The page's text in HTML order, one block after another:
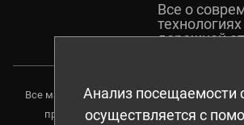
Анализ посещаемости
осуществляется с
Все о
дорожной
Все материалы данного сайта являются
права, в том числе дизайн.